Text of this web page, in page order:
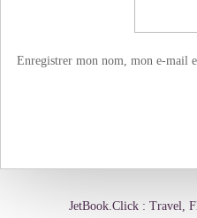
Enregistrer mon nom, mon e-mail
JetBook.Click : Travel,